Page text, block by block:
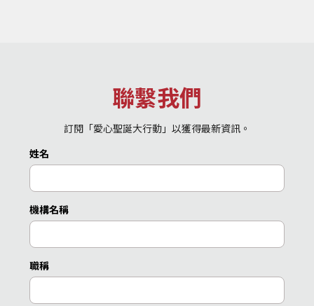
聯繫我們
訂閱「愛心聖誕大行動」以獲得最新資訊。
姓名
機構名稱
職稱